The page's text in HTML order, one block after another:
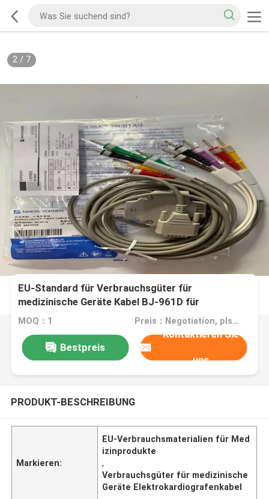
2/ 7
EU-Standard für Verbrauchsgüter für
medizinische Geräte Kabel BJ-961D für
Elektrokardiographen
MOQ：1 Preis：Negotiation, pls contact me
Bestpreis
Kontaktieren Sie
uns
PRODUKT-BESCHREIBUNG
Markieren:
EU-Verbrauchsmaterialien für Med
izinprodukte
,
Verbrauchsgüter für medizinische
Geräte Elektrokardiografenkabel